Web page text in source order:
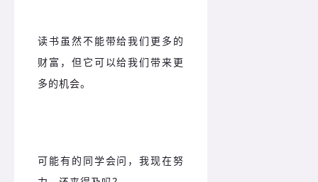
读书虽然不能带给我们更多的
财富，但它可以给我们带来更
多的机会。
可能有的同学会问，我现在努